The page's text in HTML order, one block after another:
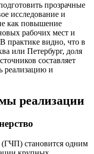
прозрачные
исследование и
как повышение
рабочих мест и
практике видно, что в
или Петербург, доля
составляет
реализацию и
реализации
(ГЧП) становится одним